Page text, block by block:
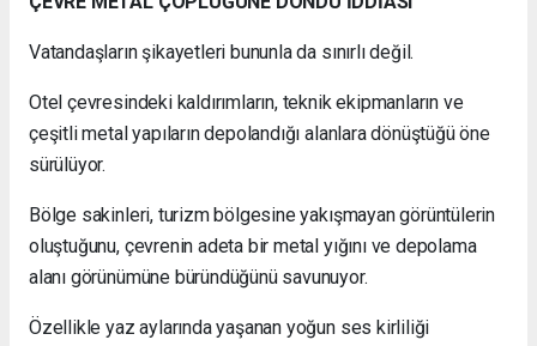
Vatandaşların şikayetleri bununla da sınırlı değil.
Otel çevresindeki kaldırımların, teknik ekipmanların ve
çeşitli metal yapıların depolandığı alanlara dönüştüğü öne
sürülüyor.
Bölge sakinleri, turizm bölgesine yakışmayan görüntülerin
oluştuğunu, çevrenin adeta bir metal yığını ve depolama
alanı görünümüne büründüğünü savunuyor.
Özellikle yaz aylarında yaşanan yoğun ses kirliliği